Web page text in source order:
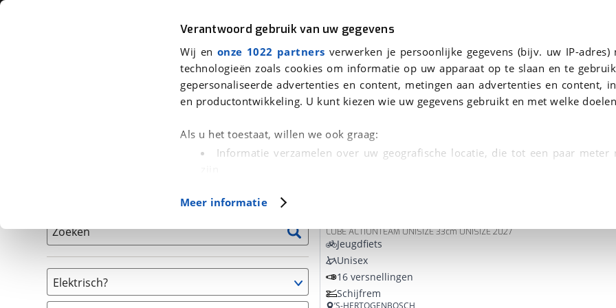
Verantwoord gebruik van uw gegevens
Wij en onze 1022 partners verwerken je persoonlijke gegevens (bijv. uw IP-adres)
technologieën zoals cookies om informatie op uw apparaat op te slaan en te
gepersonaliseerde advertenties en content, metingen aan advertenties en content,
en productontwikkeling. U kunt kiezen wie uw gegevens gebruikt en met welke
Als u het toestaat, willen we ook graag:
Informatie verzamelen over uw geografische locatie, die tot een paar meter
(fingerprinting)
in. U kunt uw toestemming op elk moment wijzigen of
Cookieverklaring.
Met cookies en vergelijkbare technieken zorgen we voor een betere en meer
Functionele cookies zorgen ervoor dat de website goed werkt. Ook gebruiken we
Meer informatie
Auto Fiets Motor
We hebben 179 fietsen voor je gevonden
Zoeken
Elektrisch?
Niet elektrisch (85)
CUBE ACTIONTEAM UNISIZE 33cm UNISIZE 2027
Jeugdfiets
Unisex
16 versnellingen
Schijfrem
’S-HERTOGENBOSCH